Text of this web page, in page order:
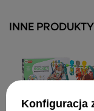
INNE
Konfiguracja